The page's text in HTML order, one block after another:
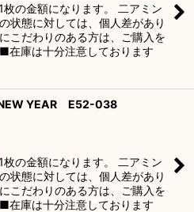
の金額になります。 二アミン
状態に対しては、個人差があり
こだわりのある方は、ご購入を
在庫は十分注意しております
NEW YEAR E52-038
の金額になります。 二アミン
状態に対しては、個人差があり
こだわりのある方は、ご購入を
在庫は十分注意しております